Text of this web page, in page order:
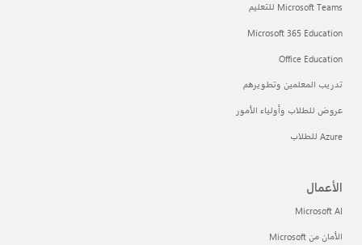
Microsoft Teams للتعليم
Microsoft 365 Education
Office Education
تدريب المعلمين وتطويرهم
عروض للطلاب وأولياء الأمور
Azure للطلاب
الأعمال
Microsoft AI
الأمان من Microsoft